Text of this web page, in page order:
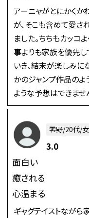
アーニャがとにかくか
が、そこも含めて愛さ
ました。ちちもカッコ
事よりも家族を優先
いき、結末が楽しみに
かのジャンプ作品のよ
ような予想はできませ
零野/20代/
3.0
面白い
癒される
心温まる
ギャグテイストなが